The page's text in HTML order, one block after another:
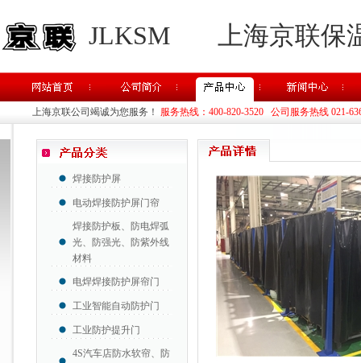
JLKSM 上海京联
上海京联公司竭诚为您服务！ 服务热线：400-820-3520 公司服务热线 021-
焊接防护屏
电动焊接防护屏门帘
焊接防护板、防电焊弧
光、防强光、防紫外线
材料
电焊焊接防护屏帘门
工业智能自动防护门
工业防护提升门
4S汽车店防水软帘、防